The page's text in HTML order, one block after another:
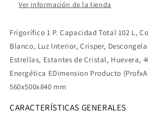
E
E
Ver información de la tienda
Frigorífico 1 P. Capacidad Total 102 L,
Blanco, Luz Interior, Crisper,
Estrellas, Estantes de Cristal, Huevera,
Energética EDimension Producto
560x500x840 mm
CARACTERÍSTICAS GENERALES